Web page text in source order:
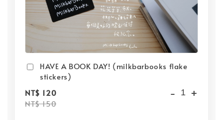
HAVE A BOOK DAY! (milkbarbooks flake
stickers)
NT$ 120
NT$ 150
- +